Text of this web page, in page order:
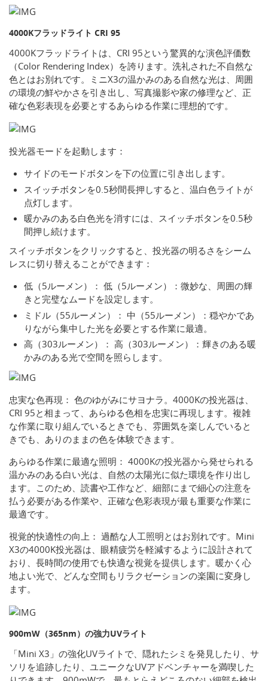
4000Kフラッドライト CRI 95
4000Kフラッドライトは、CRI 95という驚異的な演色評価数
（Color Rendering Index）を誇ります。洗礼された不自然な
色とはお別れです。ミニX3の温かみのある自然な光は、周囲
の環境の鮮やかさを引き出し、写真撮影や家の修理など、正
確な色彩表現を必要とするあらゆる作業に理想的です。
投光器モードを起動します：
サイドのモードボタンを下の位置に引き出します。
スイッチボタンを0.5秒間長押しすると、温白色ライトが
点灯します。
暖かみのある白色光を消すには、スイッチボタンを0.5秒
間押し続けます。
スイッチボタンをクリックすると、投光器の明るさをシーム
レスに切り替えることができます：
低（5ルーメン）： 低（5ルーメン）：微妙な、周囲の輝
きと完璧なムードを設定します。
ミドル（55ルーメン）： 中（55ルーメン）：穏やかであ
りながら集中した光を必要とする作業に最適。
高（303ルーメン）： 高（303ルーメン）：輝きのある暖
かみのある光で空間を照らします。
忠実な色再現： 色のゆがみにサヨナラ。4000Kの投光器は、
CRI 95と相まって、あらゆる色相を忠実に再現します。複雑
な作業に取り組んでいるときでも、雰囲気を楽しんでいると
きでも、ありのままの色を体験できます。
あらゆる作業に最適な照明： 4000Kの投光器から発せられる
温かみのある白い光は、自然の太陽光に似た環境を作り出し
ます。このため、読書や工作など、細部にまで細心の注意を
払う必要がある作業や、正確な色彩表現が最も重要な作業に
最適です。
視覚的快適性の向上： 過酷な人工照明とはお別れです。Mini
X3の4000K投光器は、眼精疲労を軽減するように設計されて
おり、長時間の使用でも快適な視覚を提供します。暖かく心
地よい光で、どんな空間もリラクゼーションの楽園に変身し
ます。
900mW（365nm）の強力UVライト
「Mini X3」の強化UVライトで、隠れたシミを発見したり、サ
ソリを追跡したり、ユニークなUVアドベンチャーを満喫した